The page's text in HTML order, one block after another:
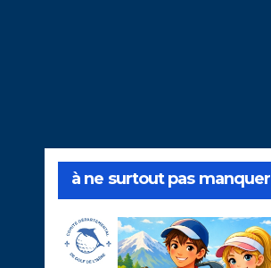
à ne surtout pas manquer